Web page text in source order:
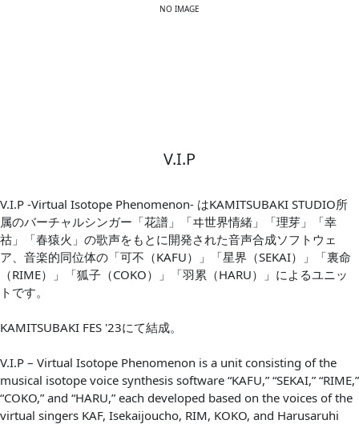
NO IMAGE
V.I.P
V.I.P -Virtual Isotope Phenomenon- はKAMITSUBAKI STUDIO所
属のバーチャルシンガー「花譜」「ヰ世界情緒」「理芽」「幸
祜」「春猿火」の歌声をもとに開発された音声合成ソフトウェ
ア、音楽的同位体の「可不（KAFU）」「星界（SEKAI）」「裏命
（RIME）」「狐子（COKO）」「羽累（HARU）」によるユニッ
トです。
KAMITSUBAKI FES '23にて結成。
V.I.P – Virtual Isotope Phenomenon is a unit consisting of the
musical isotope voice synthesis software “KAFU,” “SEKAI,” “RIME,”
“COKO,” and “HARU,” each developed based on the voices of the
virtual singers KAF, Isekaijoucho, RIM, KOKO, and Harusaruhi